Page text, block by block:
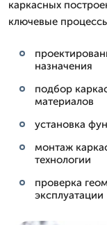
каркасных
ключевые
назначения
подбор
материалов
установка
монтаж
технологии
проверка
эксплуатации